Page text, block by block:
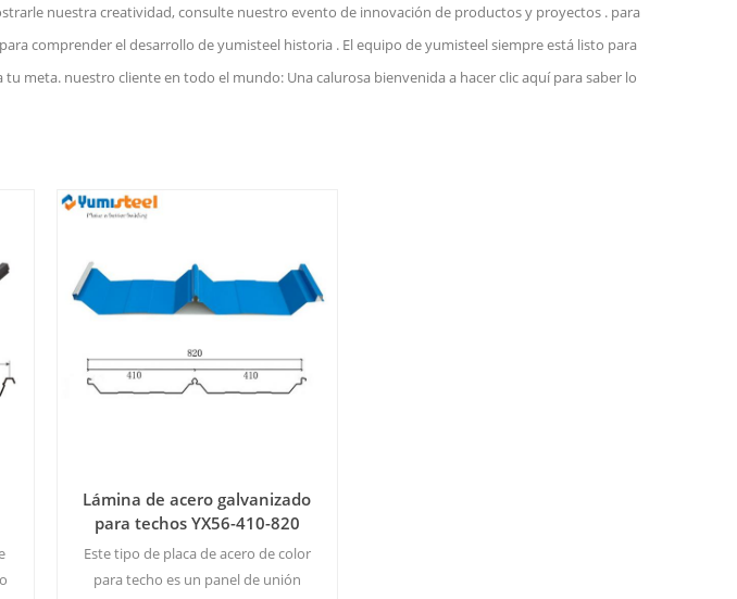
nuestra creatividad, consulte nuestro evento de innovación de productos y proyectos . para
comprender el desarrollo de yumisteel historia . El equipo de yumisteel siempre está listo para
meta. nuestro cliente en todo el mundo: Una calurosa bienvenida a hacer clic aquí para saber lo
Lámina de acero galvanizado
para techos YX56-410-820
Este tipo de placa de acero de color
para techo es un panel de unión